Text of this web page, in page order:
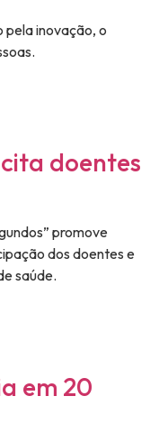
pela inovação, o
doentes
promove
dos doentes e
saúde.
em 20